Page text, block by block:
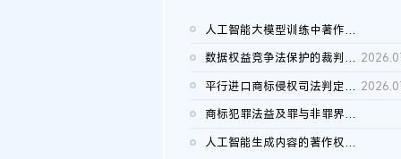
人工智能大模型训练中著作权的合理使用
数据权益竞争法保护的裁判路径构建
平行进口商标侵权司法判定规则的困境与纾解
商标犯罪法益及罪与非罪界限研究
人工智能生成内容的著作权司法认定：演进逻辑、现实困境与规则建...